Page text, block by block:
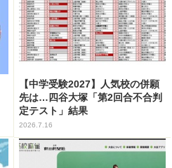
【中学受験2027】人気校の併願
先は…四谷大塚「第2回合不合判
定テスト」結果
2026.7.16